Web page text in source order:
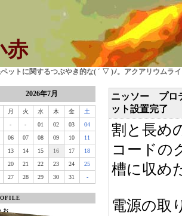
赤
ットに関するつぶやき的な( ´ ▽ )ﾉ。アクアリウムラ
2026年7月
月 火 水 木 金
土
- - 01 02 03
04
06 07 08 09 10
11
13 14 15 16 17
18
20 21 22 23 24
25
27 28 29 30 31 -
お
ニッソー プロ
ット設置完了
割と長め
コードの
槽に収め
電源の取